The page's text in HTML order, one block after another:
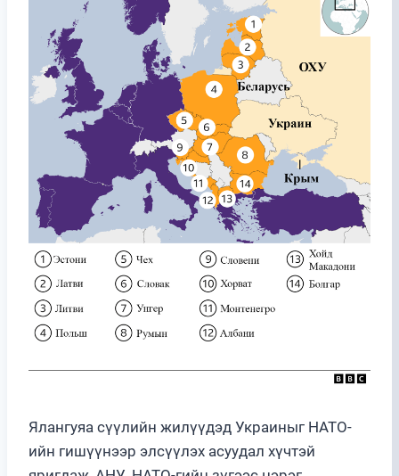
Ялангуяа сүүлийн жилүүдэд Украиныг НАТО-
ийн гишүүнээр элсүүлэх асуудал хүчтэй